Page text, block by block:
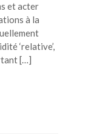
et acter
à la
‘relative’,
[…]